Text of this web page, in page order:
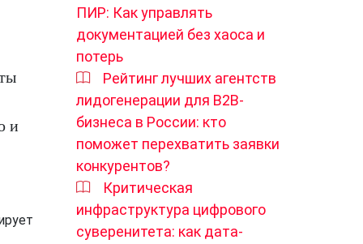
и
ПИР: Как управлять
документацией без хаоса и
потерь
Рейтинг лучших агентств
лидогенерации для B2B-
бизнеса в России: кто
поможет перехватить заявки
конкурентов?
Критическая
инфраструктура цифрового
суверенитета: как дата-